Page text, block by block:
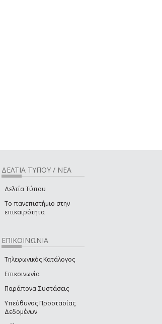
ΔΕΛΤΙΑ ΤΥΠΟΥ / ΝΕΑ
Δελτία Τύπου
Το πανεπιστήμιο στην
επικαιρότητα
ΕΠΙΚΟΙΝΩΝΙΑ
Τηλεφωνικός Κατάλογος
Επικοινωνία
Παράπονα-Συστάσεις
Υπεύθυνος Προστασίας
Δεδομένων